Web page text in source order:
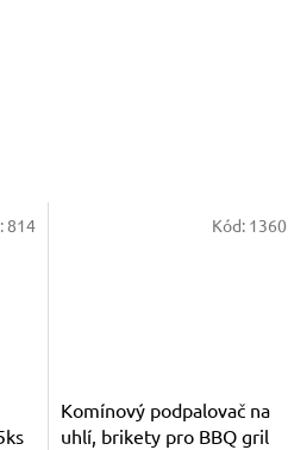
814
Komínový podpalovač na
uhlí, brikety pro BBQ gril
Kód: 1360